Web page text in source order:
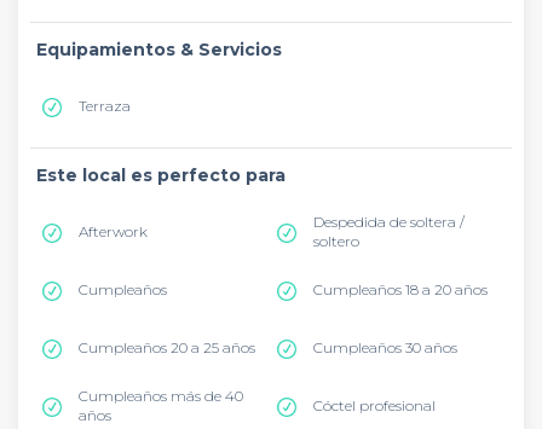
Equipamientos & Servicios
Terraza
Este local es perfecto para
Afterwork
Despedida de soltera /
soltero
Cumpleaños Cumpleaños 18 a 20 años
Cumpleaños 20 a 25 años Cumpleaños 30 años
Cumpleaños más de 40
años
Cóctel profesional